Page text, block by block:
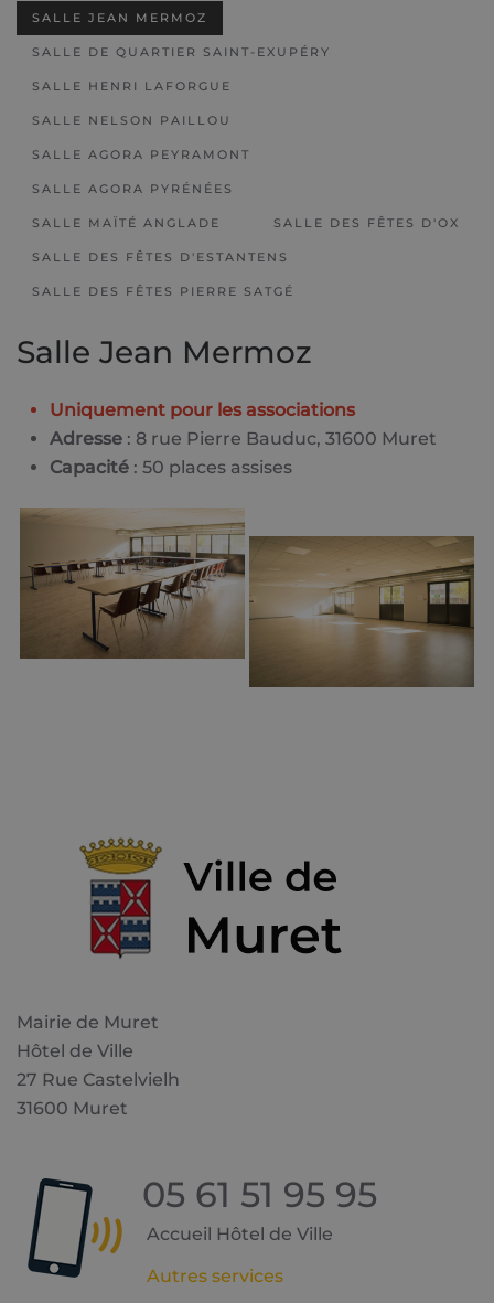
SALLE JEAN MERMOZ
SALLE DE QUARTIER SAINT-EXUPÉRY
SALLE HENRI LAFORGUE
SALLE NELSON PAILLOU
SALLE AGORA PEYRAMONT
SALLE AGORA PYRÉNÉES
SALLE MAÏTÉ ANGLADE SALLE DES FÊTES D'OX
SALLE DES FÊTES D'ESTANTENS
SALLE DES FÊTES PIERRE SATGÉ
Salle Jean Mermoz
Uniquement pour les associations
Adresse : 8 rue Pierre Bauduc, 31600 Muret
Capacité : 50 places assises
Mairie de Muret
Hôtel de Ville
27 Rue Castelvielh
31600 Muret
05 61 51 95 95
Accueil Hôtel de Ville
Autres services